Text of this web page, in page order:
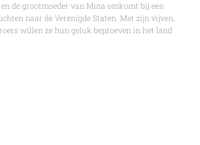
de grootmoeder van Mina omkomt bij een
naar de Verenigde Staten. Met zijn vijven,
willen ze hun geluk beproeven in het land